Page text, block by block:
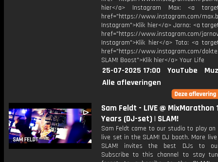
hier</a> Instagram Max: <a
href="https://www.instagram.com/
Instagram">Klik hier</a> Jarno: <a
href="https://www.instagram.com/
Instagram">Klik hier</a> Toto: <a
href="https://www.instagram.com/
SLAM! Boost">Klik hier</a> Your Life
25-07-2025 17:00 YouTube
Alle afleveringen
Sam Feldt - LIVE @ MixMarathon
Years (DJ-set) | SLAM!
Sam Feldt came to our studio to play an
live set in the SLAM! DJ booth. More
SLAM! invites the best DJs to
Subscribe to this channel to stay